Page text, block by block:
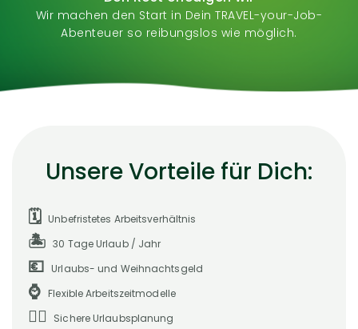
Wir machen den Start in Dein TRAVEL-your-Job-
Abenteuer so reibungslos wie möglich.
Unsere Vorteile für Dich:
🗓️ Unbefristetes Arbeitsverhältnis
🏝️ 30 Tage Urlaub / Jahr
💶 Urlaubs- und Weihnachtsgeld
⌚️ Flexible Arbeitszeitmodelle
👍🏻 Sichere Urlaubsplanung